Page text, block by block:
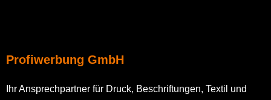
Profiwerbung GmbH
Ihr Ansprechpartner für Druck, Beschriftungen, Textil und